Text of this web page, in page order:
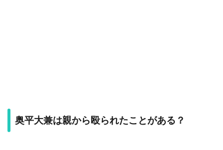
奥平大兼は親から殴られたことがある？